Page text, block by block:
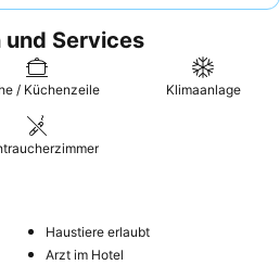
Personal, das proaktiv Probleme
Aufenthalt gewährleistet. Wer ein
sich nach Zimmern erkundigen,
Services
/ Küchenzeile Klimaanlage
Haustiere erlaubt
Arzt im Hotel